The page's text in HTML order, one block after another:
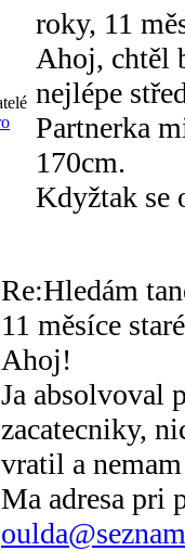
roky, 11
Ahoj, chtěl
nejlépe
Partnerka
170cm.
Kdyžtak se
Re:Hledám
11 měsíce staré
Ahoj!
Ja absolvoval
zacatecniky,
vratil a
Ma adresa pri